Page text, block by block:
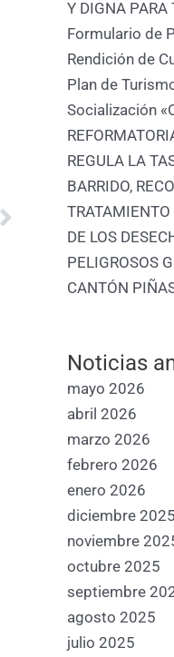
Siguiente
Y DIGNA PARA
Formulario de
Rendición de
Plan de
Socialización
REGULA LA
BARRIDO,
DE LOS
PELIGROSOS
CANTÓN
Noticias
mayo 2026
abril 2026
marzo 2026
febrero 2026
enero 2026
diciembre 2025
noviembre
octubre 2025
septiembre
agosto 2025
julio 2025